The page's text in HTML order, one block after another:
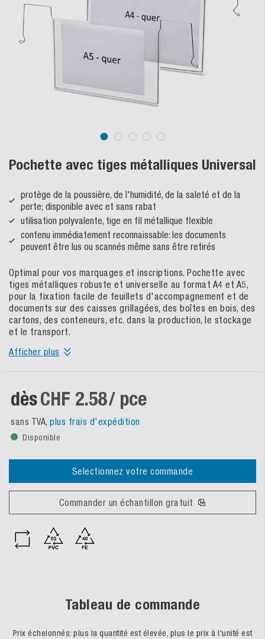
Pochette avec tiges métalliques Universal
protège de la poussière, de l'humidité, de la saleté et de la
perte; disponible avec et sans rabat
utilisation polyvalente, tige en fil métallique flexible
contenu immédiatement reconnaissable: les documents
peuvent être lus ou scannés même sans être retirés
Optimal pour vos marquages et inscriptions. Pochette avec
tiges métalliques robuste et universelle au format A4 et A5,
pour la fixation facile de feuillets d'accompagnement et de
documents sur des caisses grillagées, des boîtes en bois, des
cartons, des conteneurs, etc. dans la production, le stockage
et le transport.
Afficher plus
dèsCHF 2.58/ pce
sans TVA, plus frais d'expédition
Disponible
Selectionnez votre commande
Commander un échantillon gratuit
Tableau de commande
Prix échelonnés: plus la quantité est élevée, plus le prix à l'unité est